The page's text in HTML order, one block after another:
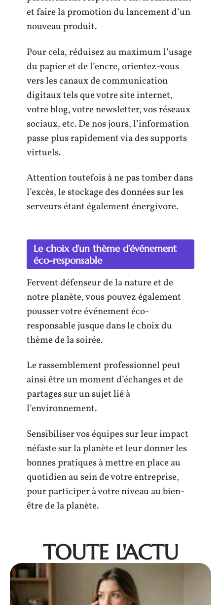
et faire la promotion du lancement d’un
nouveau produit.
Pour cela, réduisez au maximum l’usage
du papier et de l’encre, orientez-vous
vers les canaux de communication
digitaux tels que votre site internet,
votre blog, votre newsletter, vos réseaux
sociaux, etc. De nos jours, l’information
passe plus rapidement via des supports
virtuels.
Attention toutefois à ne pas tomber dans
l’excès, le stockage des données sur les
serveurs étant également énergivore.
Le choix d’un thème d’événement
éco-responsable
Fervent défenseur de la nature et de
notre planète, vous pouvez également
pousser votre événement éco-
responsable jusque dans le choix du
thème de la soirée.
Le rassemblement professionnel peut
ainsi être un moment d’échanges et de
partages sur un sujet lié à
l’environnement.
Sensibiliser vos équipes sur leur impact
néfaste sur la planète et leur donner les
bonnes pratiques à mettre en place au
quotidien au sein de votre entreprise,
pour participer à votre niveau au bien-
être de la planète.
TOUTE L'ACTU